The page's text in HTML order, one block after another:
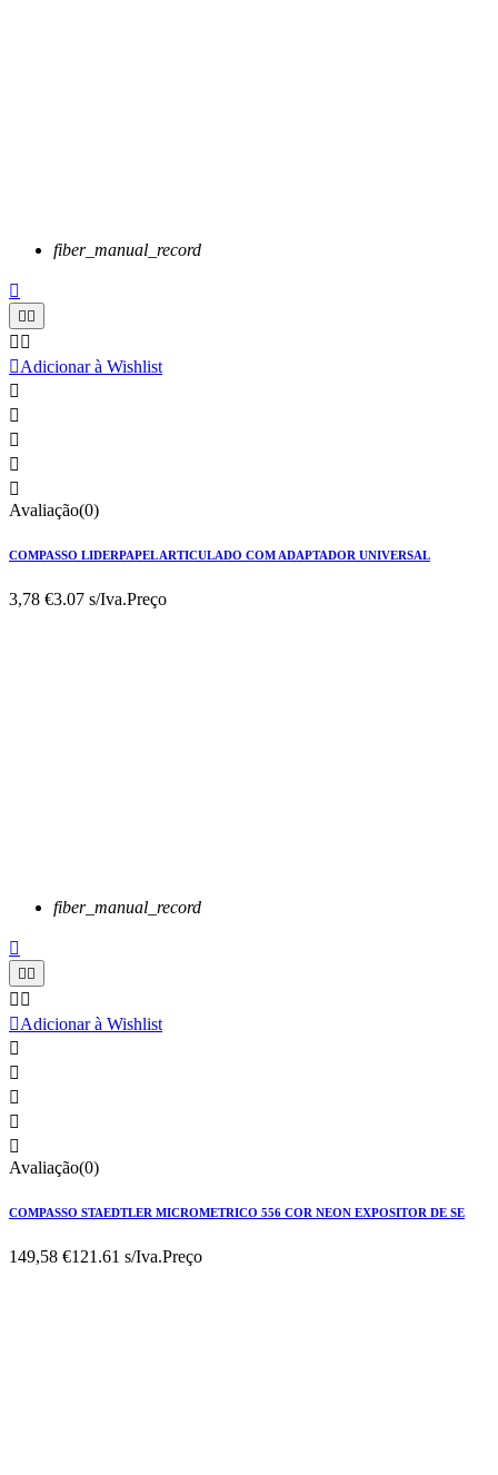
fiber_manual_record

 
 
Adicionar à Wishlist





Avaliação(0)
COMPASSO LIDERPAPEL ARTICULADO COM ADAPTADOR UNIVERSAL
3,78 €3.07 s/Iva.Preço
fiber_manual_record

 
 
Adicionar à Wishlist





Avaliação(0)
COMPASSO STAEDTLER MICROMETRICO 556 COR NEON EXPOSITOR DE SE
149,58 €121.61 s/Iva.Preço